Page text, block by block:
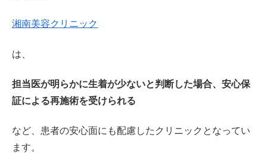
湘南美容クリニック
は、
担当医が明らかに生着が少ないと判断した場合、安心保
証による再施術を受けられる
など、患者の安心面にも配慮したクリニックとなってい
ます。